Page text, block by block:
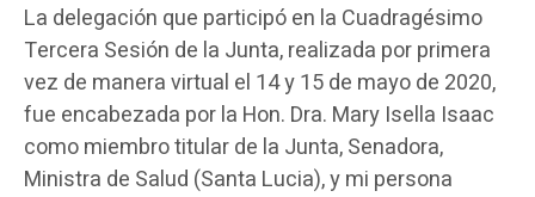
La delegación que participó en la Cuadragésimo
Tercera Sesión de la Junta, realizada por primera
vez de manera virtual el 14 y 15 de mayo de 2020,
fue encabezada por la Hon. Dra. Mary Isella Isaac
como miembro titular de la Junta, Senadora,
Ministra de Salud (Santa Lucia), y mi persona